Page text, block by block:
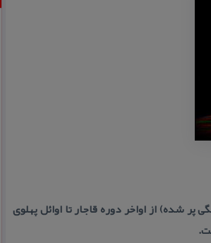
شده) از اواخر دوره قاجار تا اوائل پهلوی